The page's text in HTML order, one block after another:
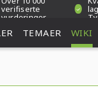
verifiserte
vurderinger
TEMAER WIKI